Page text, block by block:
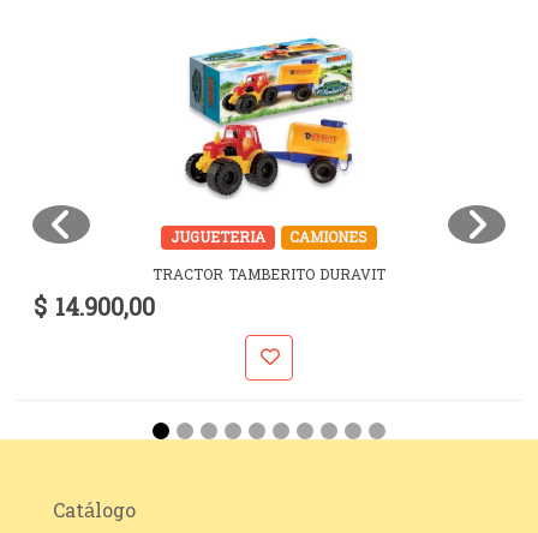
JUGUETERIA
CAMIONES
TRACTOR TAMBERITO DURAVIT
$ 14.900,00
Catálogo